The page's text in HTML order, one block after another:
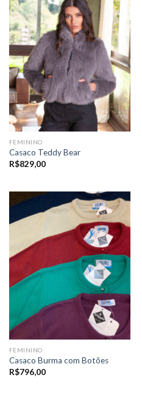
FEMININO
Casaco Teddy Bear
R$829,00
FEMININO
Casaco Burma com Botões
R$796,00